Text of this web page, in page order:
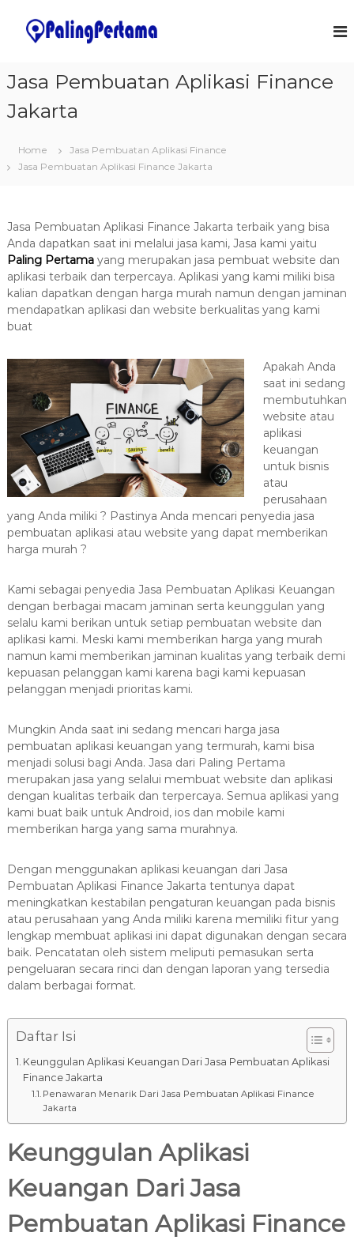
a
b
a
n
A
p
l
a
s
i
T
b
a
i
k
b
0
8
1
2
-
7
7
9
-
4
6
w
a
T
u
i
o
n
s
Jasa Pembuatan Aplikasi Finance
Jakarta
Home
Jasa Pembuatan Aplikasi Finance
Jasa Pembuatan Aplikasi Finance Jakarta
Jasa Pembuatan Aplikasi Finance Jakarta terbaik yang bisa
Anda dapatkan saat ini melalui jasa kami, Jasa kami yaitu
Paling Pertamayang merupakan jasa pembuat website dan
aplikasi terbaik dan terpercaya. Aplikasi yang kami miliki bisa
kalian dapatkan dengan harga murah namun dengan jaminan
mendapatkan aplikasi dan website berkualitas yang kami
buat
Apakah Anda
saat ini sedang
membutuhkan
website atau
aplikasi
keuangan
untuk bisnis
atau
perusahaan
yang Anda miliki ? Pastinya Anda mencari penyedia jasa
pembuatan aplikasi atau website yang dapat memberikan
harga murah ?
Kami sebagai penyedia Jasa Pembuatan Aplikasi Keuangan
dengan berbagai macam jaminan serta keunggulan yang
selalu kami berikan untuk setiap pembuatan website dan
aplikasi kami. Meski kami memberikan harga yang murah
namun kami memberikan jaminan kualitas yang terbaik demi
kepuasan pelanggan kami karena bagi kami kepuasan
pelanggan menjadi prioritas kami.
Mungkin Anda saat ini sedang mencari harga jasa
pembuatan aplikasi keuangan yang termurah, kami bisa
menjadi solusi bagi Anda. Jasa dari Paling Pertama
merupakan jasa yang selalui membuat website dan aplikasi
dengan kualitas terbaik dan terpercaya. Semua aplikasi yang
kami buat baik untuk Android, ios dan mobile kami
memberikan harga yang sama murahnya.
Dengan menggunakan aplikasi keuangan dari Jasa
Pembuatan Aplikasi Finance Jakarta tentunya dapat
meningkatkan kestabilan pengaturan keuangan pada bisnis
atau perusahaan yang Anda miliki karena memiliki fitur yang
lengkap membuat aplikasi ini dapat digunakan dengan secara
baik. Pencatatan oleh sistem meliputi pemasukan serta
pengeluaran secara rinci dan dengan laporan yang tersedia
dalam berbagai format.
Daftar Isi
Keunggulan Aplikasi Keuangan Dari Jasa Pembuatan Aplikasi
Finance Jakarta
Penawaran Menarik Dari Jasa Pembuatan Aplikasi Finance
Jakarta
Keunggulan Aplikasi
Keuangan Dari Jasa
Pembuatan Aplikasi Finance